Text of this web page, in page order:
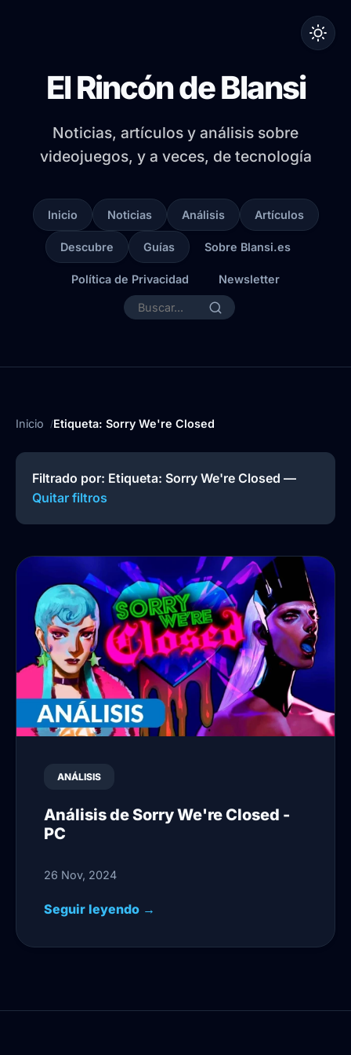
El Rincón de Blansi
Noticias, artículos y análisis sobre
videojuegos, y a veces, de tecnología
Inicio Noticias Análisis Artículos
Descubre Guías Sobre Blansi.es
Política de Privacidad Newsletter
Inicio Etiqueta: Sorry We're Closed
Filtrado por: Etiqueta: Sorry We're Closed —
Quitar filtros
ANÁLISIS
Análisis de Sorry We're Closed -
PC
26 Nov, 2024
Seguir leyendo →